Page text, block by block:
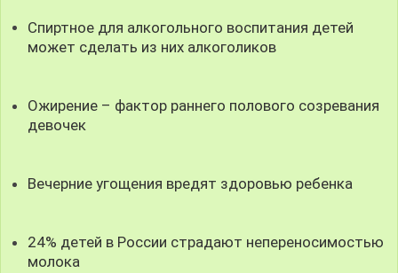
Спиртное для алкогольного воспитания детей
может сделать из них алкоголиков
Ожирение – фактор раннего полового созревания
девочек
Вечерние угощения вредят здоровью ребенка
24% детей в России страдают непереносимостью
молока